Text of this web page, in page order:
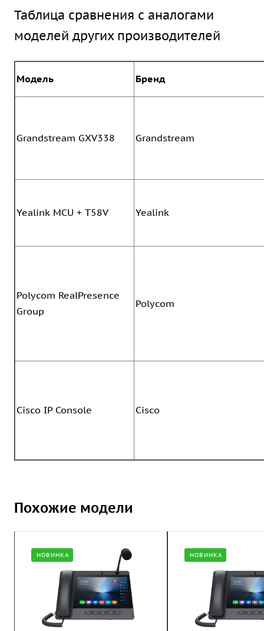
Таблица сравнения с аналогами
моделей других производителей
Модель Бренд
Grandstream GXV338 Grandstream
Yealink MCU + T58V Yealink
Polycom RealPresence
Group
Polycom
Cisco IP Console Cisco
Похожие модели
НОВИНКА НОВИНКА